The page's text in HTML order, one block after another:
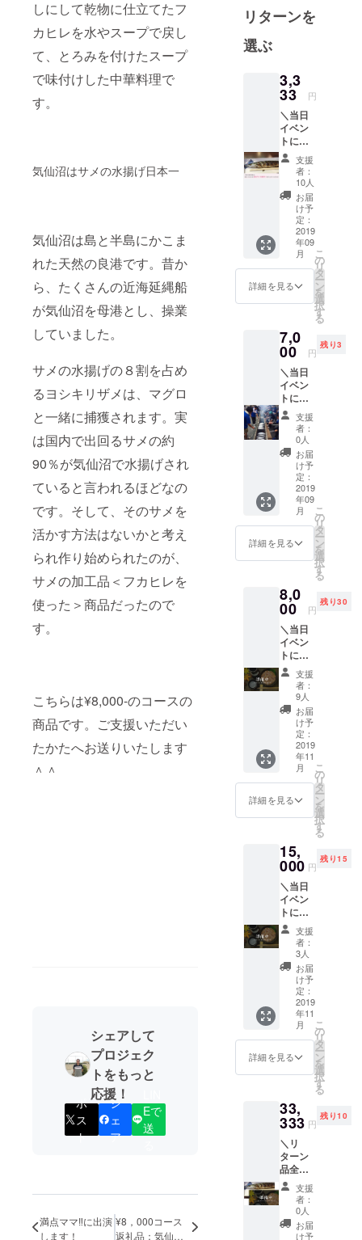
しにして乾物に仕立てたフ
カヒレを水やスープで戻し
て、とろみを付けたスープ
で味付けした中華料理で
す。
気仙沼はサメの水揚げ日本一
気仙沼は島と半島にかこま
れた天然の良港です。昔か
ら、たくさんの近海延縄船
が気仙沼を母港とし、操業
していました。
サメの水揚げの８割を占め
るヨシキリザメは、マグロ
と一緒に捕獲されます。実
は国内で出回るサメの約
90％が気仙沼で水揚げされ
ていると言われるほどなの
です。そして、そのサメを
活かす方法はないかと考え
られ作り始められたのが、
サメの加工品＜フカヒレを
使った＞商品だったので
す。
こちらは¥8,000-のコースの
商品です。ご支援いただい
たかたへお送りいたします
＾＾
シェアして
プロジェク
トをもっと
応援！
ポ
ス
ト
シ
ェ
ア
Eで
送
満点ママ‼︎に出演
します！
¥8，000コース
返礼品：気仙沼
りにボラン
ティアで参
加し始めて
さんま祭り
を、”是非広
島で開催で
きないか”と
目黒のさん
ま祭り実行
委員会の松
井会長に相
談した事か
ら始まりま
した。
イベントの
金を募るだ
けのイベン
トではな
く、気仙沼
市と広島市
が交流し続
けること、
震災で広島
リー貸出や
牡蠣筏復旧
がったせっ
を続けるこ
と、そして
気仙沼市と
広島市が将
来、姉妹都
市で結ばれ
ることがイ
ベントの最
大の目的で
す。
リターンを
選ぶ
3,3
33 円
＼当日
イベン
トにお
越しい
ただけ
るかた
／ イベ
ント開
催の応
援、あ
りがと
うござ
いま
す！お
返しで
当日の
トで優
先的に
お召し
上がり
いただ
だける
お返し
をお送
りしま
す！ ・
イベン
ト当日
に専用
席でお
召し上
がりい
ただけ
分） ・
心から
のお礼
メール
ととも
に、美
味しい
秋刀魚
の焼き
方レシ
ピをお
送りし
ます！
支援
者：
10人
お届
け予
定：
2019
年09
月
詳細を見る
こ
の
リ
タ
ー
ン
を
選
択
す
る
7,0
00 円
残り3
＼当日
イベン
トにお
越しい
ただけ
るかた
／ イベ
ント当
日に自
分でさ
んまを
焼いて
食べて
いただ
けま
す。炭
用意す
るこだ
わっ
りっぷ
りで
す。 ※
さんま
が焼き
あがる
までに
15分か
かりま
すの
で、お
時間に
ご注意
くださ
支援
者：
0人
お届
け予
定：
2019
年09
月
詳細を見る
こ
の
リ
タ
ー
ン
を
選
択
す
る
8,0
00 円
残り30
＼当日
イベン
トに来
れない
けれど
応援し
たい！
と思っ
ていた
だける
方／ ・
気仙沼
を応援
しよ
う！気
仙沼の
セット
(3品目
の予定)
をお送
りしま
す。 ・
心から
のお礼
メール
ととも
に、美
味しい
秋刀魚
の焼き
方レシ
ピを
メール
支援
者：
9人
お届
け予
定：
2019
年11
月
詳細を見る
こ
の
リ
タ
ー
ン
を
選
択
す
る
15,
000 円
残り15
＼当日
イベン
トに来
れない
けれど
応援し
たい！
と思っ
ていた
だける
方／ ・
気仙沼
を応援
しよ
う！気
仙沼の
セット
(3品目
の予定)
をお送
りしま
す。 ・
広島を
応援し
よう！
広島の
商品
支援
者：
3人
お届
け予
定：
2019
年11
月
詳細を見る
こ
の
リ
タ
ー
ン
を
選
択
す
る
33,
333 円
残り10
＼リ
ターン
品全
部！当
日イベ
ントに
参加し
て、気
支援
者：
0人
お届
け予